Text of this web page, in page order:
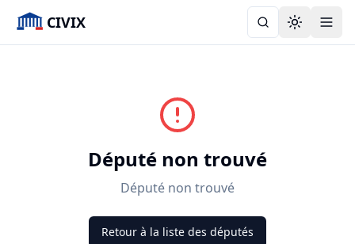
CIVIX Toggle
Député non trouvé
Député non trouvé
Retour à la liste des députés